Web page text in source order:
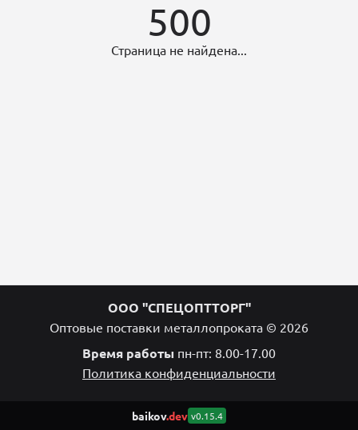
500
Страница не найдена...
ООО "СПЕЦОПТТОРГ"
Оптовые поставки металлопроката © 2026
Время работы пн-пт: 8.00-17.00
Политика конфиденциальности
baikov.dev v0.15.4